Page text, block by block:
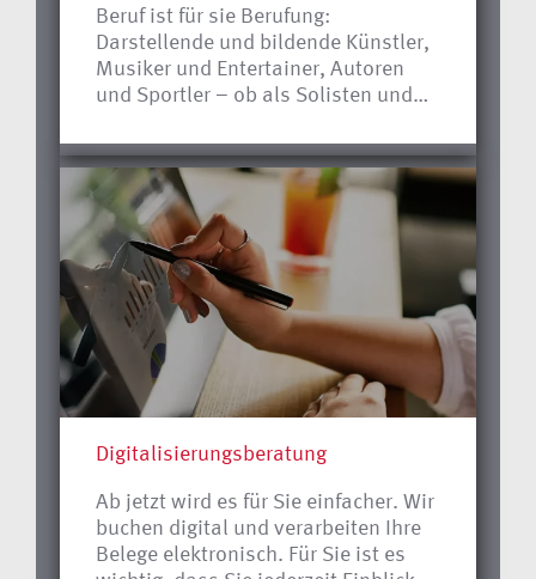
Beruf ist für sie Berufung:
Darstellende und bildende Künstler,
Musiker und Entertainer, Autoren
und Sportler – ob als Solisten und
Mannschaft – streben nach
professioneller Selbstverwirklichung
auf höchstem Leistungs- und
Qualitätsniveau. Erreichen lässt sich
dieses anspruchsvolle Ziel nur durch
Konzentration auf die kulturelle oder
sportliche Tätigkeit, verbunden mit
stetem Training und kreativer
Auseinandersetzung.
Digitalisierungs­beratung
Ab jetzt wird es für Sie einfacher. Wir
buchen digital und verarbeiten Ihre
Belege elektronisch. Für Sie ist es